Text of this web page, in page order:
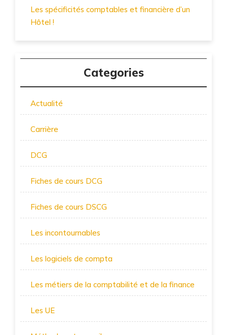
Les spécificités comptables et financière d’un
Hôtel !
Categories
Actualité
Carrière
DCG
Fiches de cours DCG
Fiches de cours DSCG
Les incontournables
Les logiciels de compta
Les métiers de la comptabilité et de la finance
Les UE